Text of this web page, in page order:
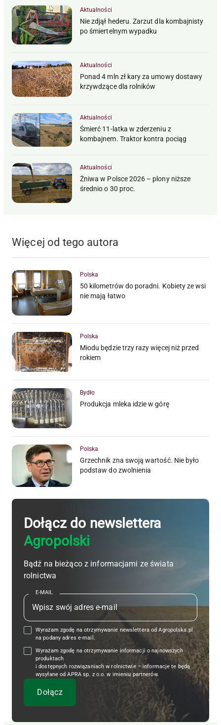
Aktualności
Nie zdjął hederu. Zarzut dla kombajnisty
po śmiertelnym wypadku
Aktualności
Ponad 4 mln zł kary za umowy dostawy
krzywdzące dla rolników
Aktualności
Śmierć 11-latka w zderzeniu z
kombajnem. Traktor kontra pociąg
Aktualności
Żniwa w Polsce 2026 – plony niższe
średnio o 30 proc.
Więcej od tego autora
Polska
50 kilometrów do poradni. Kobiety ze wsi
nie mają łatwo
Polska
Miodu będzie trzy razy więcej niż przed
rokiem
Bydło
Produkcja mleka idzie w górę
Polska
Grzechnik zna swoją wartość. Nie było
podstaw do zwolnienia
Dołącz do newslettera
Agropolski
Bądź na bieżąco z informacjami ze świata
rolnictwa
E-MAIL
Wyrażam zgodę na otrzymywanie newslettera od Agropolska.pl
na podany adres e-mail.
Wyrażam zgodę na otrzymywanie informacji o najnowszych
produktach
i dostępnych rozwiązaniach w rolnictwie – informacje te będą
wysyłane od APRA sp. z o.o. w imieniu partnerów.